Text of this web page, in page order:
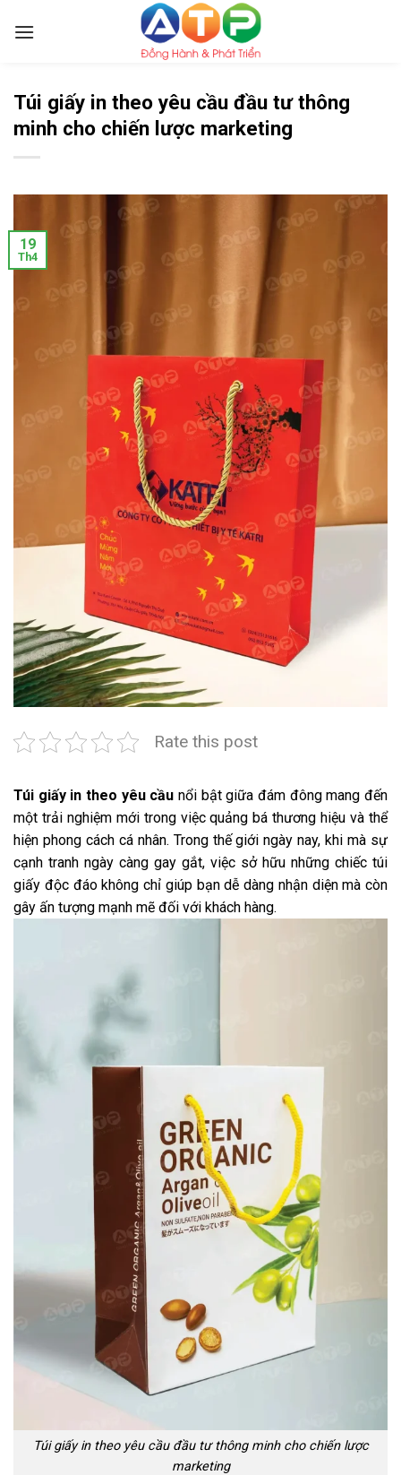
Túi giấy in theo yêu cầu đầu tư thông
minh cho chiến lược marketing
19
Th4
Rate this post
Túi giấy in theo yêu cầu nổi bật giữa đám đông mang đến
một trải nghiệm mới trong việc quảng bá thương hiệu và thể
hiện phong cách cá nhân. Trong thế giới ngày nay, khi mà sự
cạnh tranh ngày càng gay gắt, việc sở hữu những chiếc túi
giấy độc đáo không chỉ giúp bạn dễ dàng nhận diện mà còn
gây ấn tượng mạnh mẽ đối với khách hàng.
Túi giấy in theo yêu cầu đầu tư thông minh cho chiến lược
marketing